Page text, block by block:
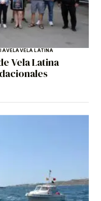
VELAVELA LATINA
Vela Latina